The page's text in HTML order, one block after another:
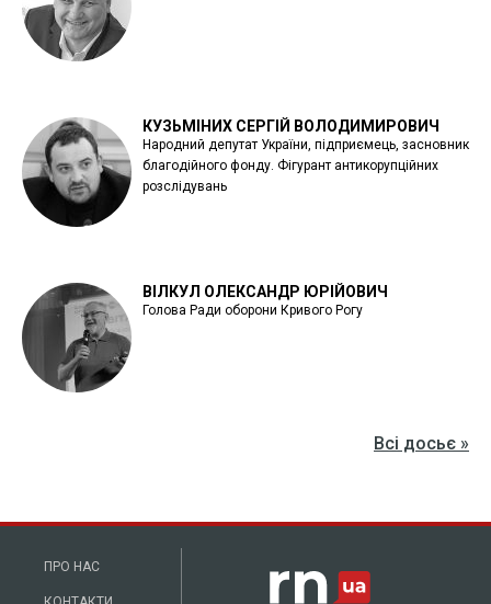
КУЗЬМІНИХ СЕРГІЙ ВОЛОДИМИРОВИЧ
Народний депутат України, підприємець, засновник
благодійного фонду. Фігурант антикорупційних
розслідувань
ВІЛКУЛ ОЛЕКСАНДР ЮРІЙОВИЧ
Голова Ради оборони Кривого Рогу
Всі досьє »
ПРО НАС